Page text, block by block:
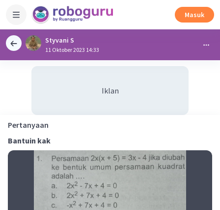
Masuk
Styvani S
11 Oktober 2023 14:33
Iklan
Pertanyaan
Bantuin kak